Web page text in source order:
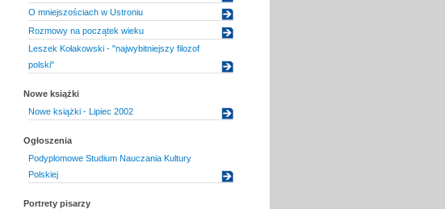
O mniejszościach w Ustroniu
Rozmowy na początek wieku
Leszek Kołakowski - "najwybitniejszy filozof
polski"
Nowe książki
Nowe książki - Lipiec 2002
Ogłoszenia
Podyplomowe Studium Nauczania Kultury
Polskiej
Portrety pisarzy